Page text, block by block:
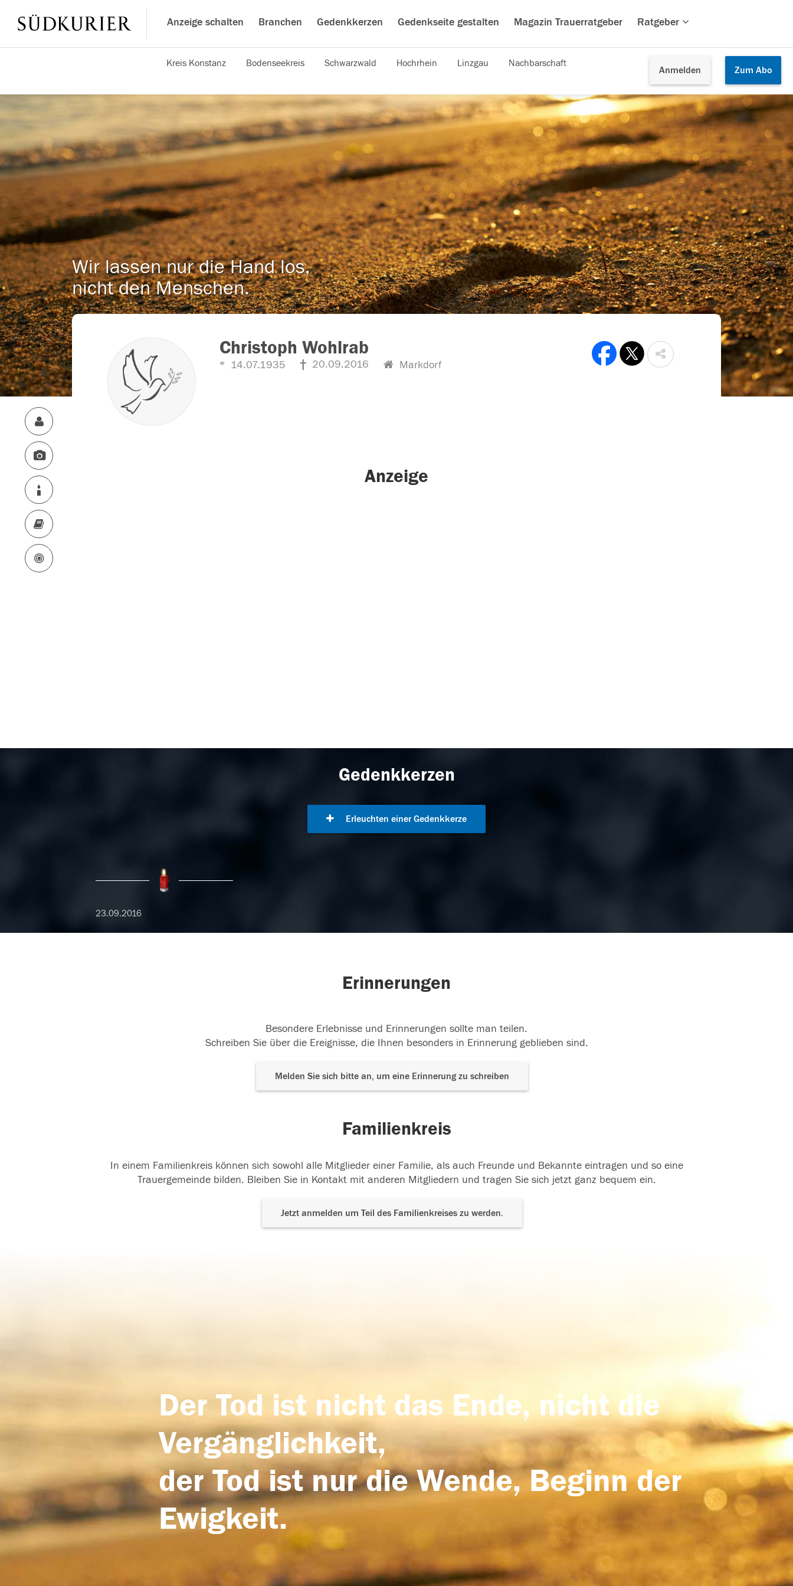
Anzeige schalten Branchen Gedenkkerzen Gedenkseite gestalten Magazin Trauerratgeber Ratgeber
Anmelden Zum Abo
Kreis Konstanz Bodenseekreis Schwarzwald Hochrhein Linzgau Nachbarschaft
Wir lassen nur die Hand los,
nicht den Menschen.
Christoph Wohlrab
14.07.1935 20.09.2016 Markdorf
Anzeige
Gedenkkerzen
Erleuchten einer Gedenkkerze
23.09.2016
Erinnerungen
Besondere Erlebnisse und Erinnerungen sollte man teilen.
Schreiben Sie über die Ereignisse, die Ihnen besonders in Erinnerung geblieben sind.
Melden Sie sich bitte an, um eine Erinnerung zu schreiben
Familienkreis
In einem Familienkreis können sich sowohl alle Mitglieder einer Familie, als auch Freunde und Bekannte eintragen und so eine
Trauergemeinde bilden. Bleiben Sie in Kontakt mit anderen Mitgliedern und tragen Sie sich jetzt ganz bequem ein.
Jetzt anmelden um Teil des Familienkreises zu werden.
Der Tod ist nicht das Ende, nicht die
Vergänglichkeit,
der Tod ist nur die Wende, Beginn der
Ewigkeit.